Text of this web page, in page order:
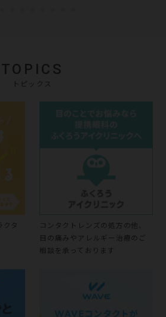
TOPICS
トピックス
クタ
コンタクトレンズの処方の他、
目の痛みやアレルギー治療のご
相談を承っております